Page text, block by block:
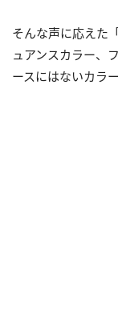
そんな声に応えた
ュアンスカラー、
ースにはないカラ